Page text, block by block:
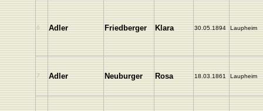
6 Adler Friedberger Klara 30.05.1894 Laupheim
7 Adler Neuburger Rosa 18.03.1861 Laupheim